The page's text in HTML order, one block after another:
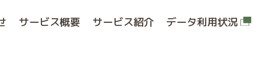
サービス概要 サービス紹介 データ利用状況